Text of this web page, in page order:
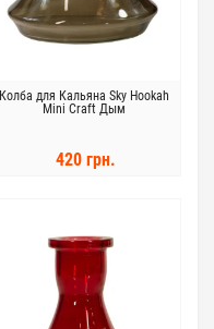
Колба для Кальяна Sky Hookah
Mini Craft Дым
420 грн.